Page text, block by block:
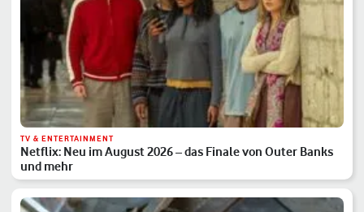
TV & ENTERTAINMENT
Netflix: Neu im August 2026 – das Finale von Outer Banks
und mehr